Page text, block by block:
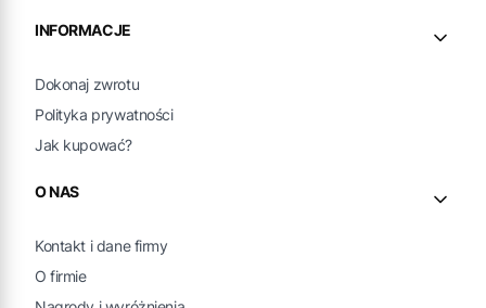
INFORMACJE
Dokonaj zwrotu
Polityka prywatności
Jak kupować?
O NAS
Kontakt i dane firmy
O firmie